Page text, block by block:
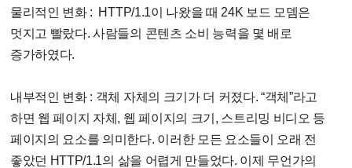
물리적인 변화 : HTTP/1.1이 나왔을 때 24K 보드 모뎀은
멋지고 빨랐다. 사람들의 콘텐츠 소비 능력을 몇 배로
증가하였다.
내부적인 변화 : 객체 자체의 크기가 더 커졌다. “객체”라고
하면 웹 페이지 자체, 웹 페이지의 크기, 스트리밍 비디오 등
페이지의 요소를 의미한다. 이러한 모든 요소들이 오래 전
좋았던 HTTP/1.1의 삶을 어렵게 만들었다. 이제 무언가의